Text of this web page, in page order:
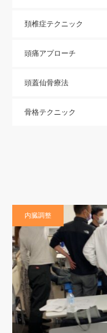
頚椎症テクニック
頭痛アプローチ
頭蓋仙骨療法
骨格テクニック
内臓調整